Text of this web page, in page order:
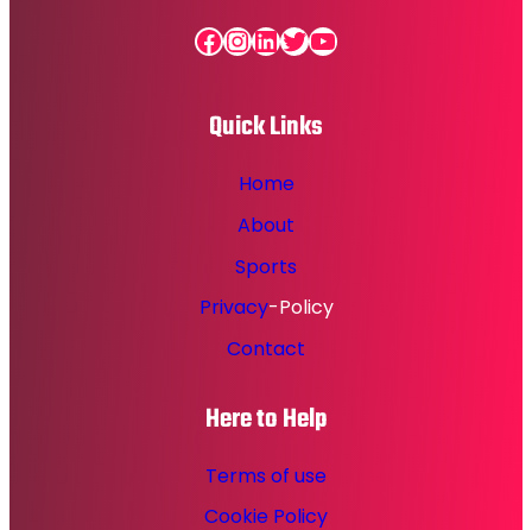
Facebook InstagramLinkedIn Twitter YouTube
Quick Links
Home
About
Sports
Privacy-Policy
Contact
Here to Help
Terms of use
Cookie Policy